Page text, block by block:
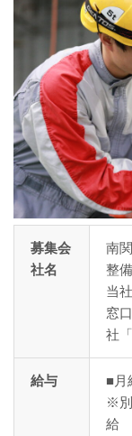
募集会
社名
南
整
当
窓
社
給与
■月
※別
給